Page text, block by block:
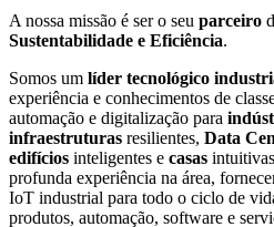
A nossa missão é ser o seu parceiro
Sustentabilidade e Eficiência.
Somos um líder tecnológico
experiência e conhecimentos de
automação e digitalização para
infraestruturas resilientes, Data
edifícios inteligentes e casas
profunda experiência na área,
IoT industrial para todo o ciclo de
produtos, automação, software e